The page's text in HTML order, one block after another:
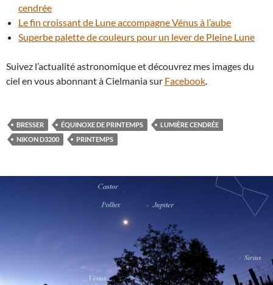
cendrée
Le fin croissant de Lune accompagne Vénus à l’aube
Superbe palette de couleurs pour un lever de Pleine Lune
Suivez l’actualité astronomique et découvrez mes images du
ciel en vous abonnant à Cielmania sur Facebook.
BRESSER ÉQUINOXE DE PRINTEMPS
LUMIÈRE CENDRÉE
NIKON D3200
PRINTEMPS